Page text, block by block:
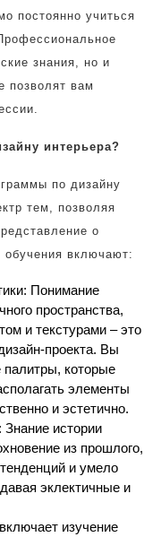
постоянно учиться
знания, но и
позволят вам
интерьера?
по дизайну
тем, позволяя
о
включают:
Понимание
пространства,
и текстурами – это
проекта. Вы
палитры, которые
элементы
и эстетично.
Знание истории
из прошлого,
и умело
эклектичные и
изучение